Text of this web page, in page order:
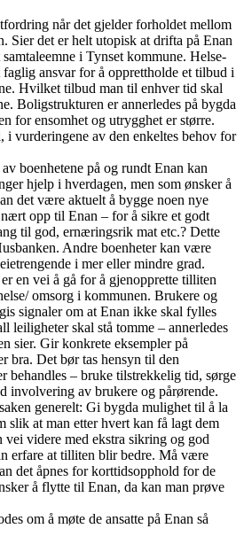
når det gjelder forholdet mellom
Sier det er helt utopisk at drifta på Enan
i Tynset kommune. Helse-
faglig ansvar for å opprettholde et tilbud i
Hvilket tilbud man til enhver tid skal
Boligstrukturen er annerledes på bygda
for ensomhet og utrygghet er større.
i vurderingene av den enkeltes behov for
boenhetene på og rundt Enan kan
hjelp i hverdagen, men som ønsker å
det være aktuelt å bygge noen nye
opp til Enan – for å sikre et godt
til god, ernæringsrik mat etc.? Dette
Andre boenheter kan være
i mer eller mindre grad.
en vei å gå for å gjenopprette tilliten
omsorg i kommunen. Brukere og
signaler om at Enan ikke skal fylles
leiligheter skal stå tomme – annerledes
sier. Gir konkrete eksempler på
bra. Det bør tas hensyn til den
behandles – bruke tilstrekkelig tid, sørge
involvering av brukere og pårørende.
generelt: Gi bygda mulighet til å la
slik at man etter hvert kan få lagt dem
vei videre med ekstra sikring og god
erfare at tilliten blir bedre. Må være
det åpnes for korttidsopphold for de
å flytte til Enan, da kan man prøve
om å møte de ansatte på Enan så